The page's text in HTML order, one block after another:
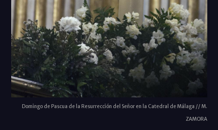
Domingo de Pascua de la Resurrección del Señor en la Catedral de Málaga // M.
ZAMORA